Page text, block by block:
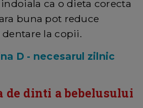
ca o dieta corecta
buna pot reduce
la copii.
D - necesarul zilnic
de dinti a bebelusului